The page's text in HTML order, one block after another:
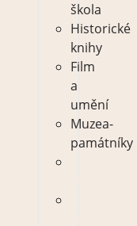
škola
Historické
knihy
Film
a
umění
Muzea-
památníky